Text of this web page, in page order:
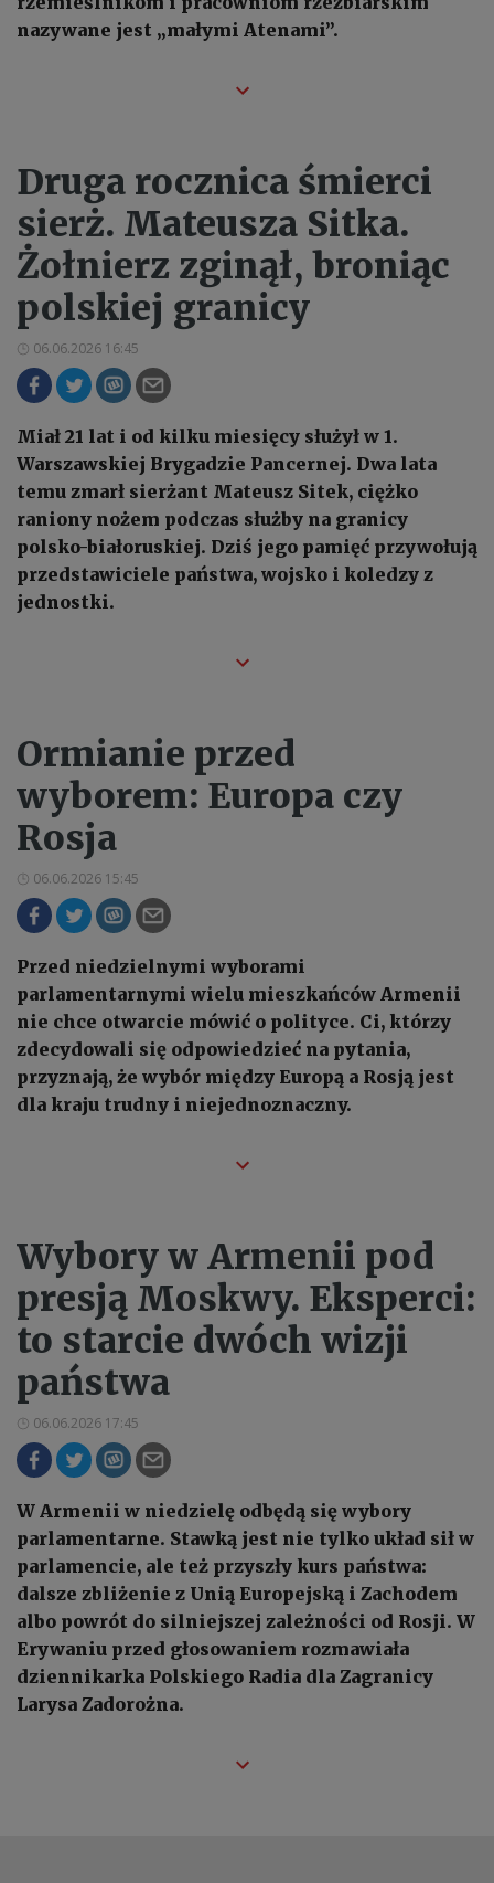
nazywane jest „małymi Atenami”.
Druga rocznica śmierci
sierż. Mateusza Sitka.
Żołnierz zginął, broniąc
polskiej granicy
06.06.2026 16:45
Miał 21 lat i od kilku miesięcy służył w 1.
Warszawskiej Brygadzie Pancernej. Dwa lata
temu zmarł sierżant Mateusz Sitek, ciężko
raniony nożem podczas służby na granicy
polsko-białoruskiej. Dziś jego pamięć przywołują
przedstawiciele państwa, wojsko i koledzy z
jednostki.
Ormianie przed
wyborem: Europa czy
Rosja
06.06.2026 15:45
Przed niedzielnymi wyborami
parlamentarnymi wielu mieszkańców Armenii
nie chce otwarcie mówić o polityce. Ci, którzy
zdecydowali się odpowiedzieć na pytania,
przyznają, że wybór między Europą a Rosją jest
dla kraju trudny i niejednoznaczny.
Wybory w Armenii pod
presją Moskwy. Eksperci:
to starcie dwóch wizji
państwa
06.06.2026 17:45
W Armenii w niedzielę odbędą się wybory
parlamentarne. Stawką jest nie tylko układ sił w
parlamencie, ale też przyszły kurs państwa:
dalsze zbliżenie z Unią Europejską i Zachodem
albo powrót do silniejszej zależności od Rosji. W
Erywaniu przed głosowaniem rozmawiała
dziennikarka Polskiego Radia dla Zagranicy
Larysa Zadorożna.